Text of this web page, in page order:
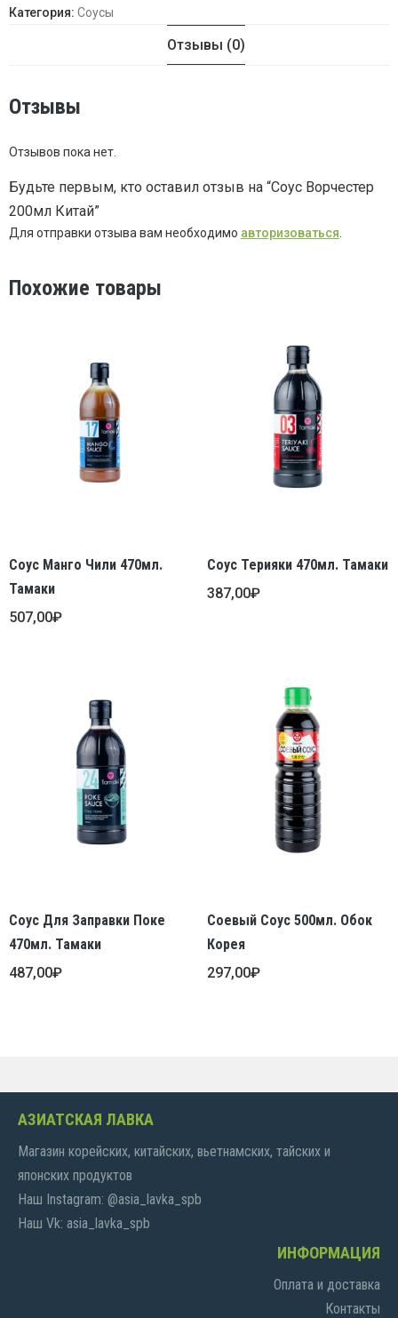
Категория: Соусы
Отзывы (0)
Отзывы
Отзывов пока нет.
Будьте первым, кто оставил отзыв на “Соус Ворчестер
200мл Китай”
Для отправки отзыва вам необходимо авторизоваться
Похожие товары
Соус Манго Чили 470мл.
Тамаки
507,00₽
Соус Терияки 470мл. Тамаки
387,00₽
Соус Для Заправки Поке
470мл. Тамаки
487,00₽
Соевый Соус 500мл. Обок
Корея
297,00₽
АЗИАТСКАЯ ЛАВКА
Магазин корейских, китайских, вьетнамских, тайских и
японских продуктов
Наш Instagram: @asia_lavka_spb
Наш Vk: asia_lavka_spb
ИНФОРМАЦИЯ
Оплата и доставка
Контакты